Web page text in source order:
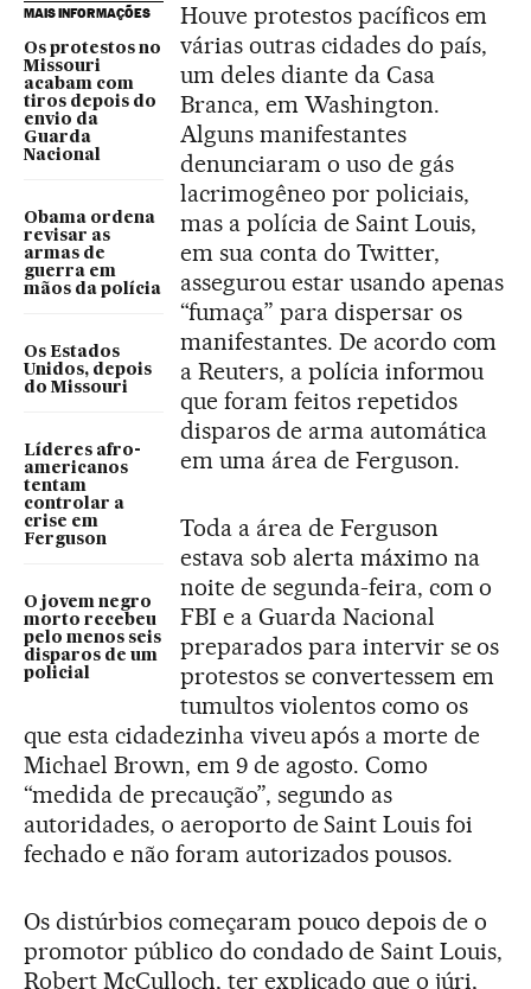
MAIS INFORMAÇÕES
Os protestos no
Missouri
acabam com
tiros depois do
envio da
Guarda
Nacional
Obama ordena
revisar as
armas de
guerra em
mãos da polícia
Os Estados
Unidos, depois
do Missouri
Líderes afro-
americanos
tentam
controlar a
crise em
Ferguson
O jovem negro
morto recebeu
pelo menos seis
disparos de um
policial
Houve protestos pacíficos em
várias outras cidades do país,
um deles diante da Casa
Branca, em Washington.
Alguns manifestantes
denunciaram o uso de gás
lacrimogêneo por policiais,
mas a polícia de Saint Louis,
em sua conta do Twitter,
assegurou estar usando apenas
“fumaça” para dispersar os
manifestantes. De acordo com
a Reuters, a polícia informou
que foram feitos repetidos
disparos de arma automática
em uma área de Ferguson.
Toda a área de Ferguson
estava sob alerta máximo na
noite de segunda-feira, com o
FBI e a Guarda Nacional
preparados para intervir se os
protestos se convertessem em
tumultos violentos como os
que esta cidadezinha viveu após a morte de
Michael Brown, em 9 de agosto. Como
“medida de precaução”, segundo as
autoridades, o aeroporto de Saint Louis foi
fechado e não foram autorizados pousos.
Os distúrbios começaram pouco depois de o
promotor público do condado de Saint Louis,
Robert McCulloch, ter explicado que o júri,